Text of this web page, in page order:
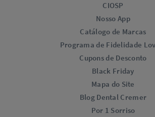
CIOSP
Nosso App
Catálogo de Marcas
Programa de Fidelidade
Cupons de Desconto
Black Friday
Mapa do Site
Blog Dental Cremer
Por 1 Sorriso